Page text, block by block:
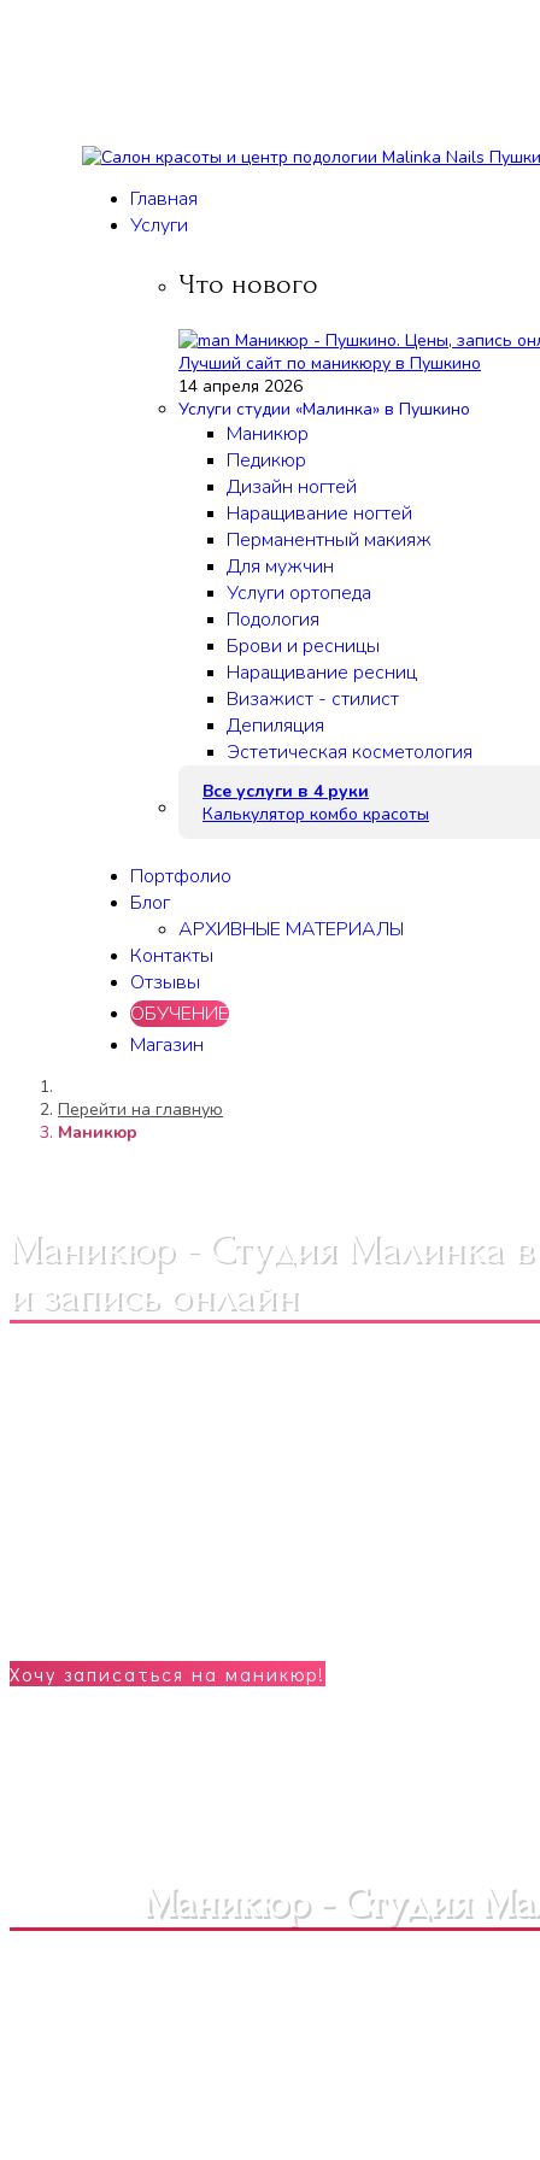
Главная
Услуги
Что нового
Лучший сайт по маникюру в Пушкино
14 апреля 2026
Услуги студии «Малинка» в Пушкино
Маникюр
Педикюр
Дизайн ногтей
Наращивание ногтей
Перманентный макияж
Для мужчин
Услуги ортопеда
Подология
Брови и ресницы
Наращивание ресниц
Визажист - стилист
Депиляция
Эстетическая косметология
Все услуги в 4 руки
Калькулятор комбо красоты
Портфолио
Блог
АРХИВНЫЕ МАТЕРИАЛЫ
Контакты
Отзывы
ОБУЧЕНИЕ
Магазин
Перейти на главную
Маникюр
Маникюр - Студия Малинка
и запись онлайн
Хочу записаться на маникюр!
Маникюр - Студия